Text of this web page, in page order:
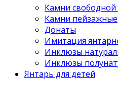
Камни
Камни пейзажные
Донаты
Имитация
Инклюзы
Инклюзы
Янтарь для детей